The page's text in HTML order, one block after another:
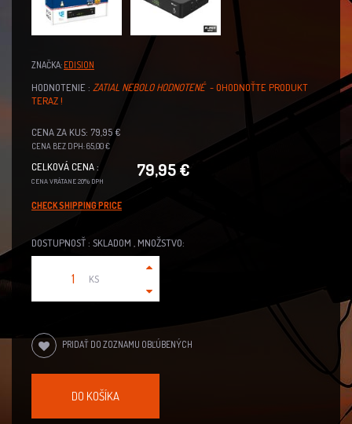
ZNAČKA: EDISION
HODNOTENIE : ZATIAL NEBOLO HODNOTENÉ - OHODNOŤTE PRODUKT
TERAZ !
CENA ZA KUS: 79,95 €
CENA BEZ DPH: 65,00 €
CELKOVÁ CENA :
CENA VRÁTANE 20% DPH
79,95 €
CHECK SHIPPING PRICE
DOSTUPNOSŤ : SKLADOM , MNOŽSTVO:
KS
PRIDAŤ DO ZOZNAMU OBĽÚBENÝCH
DO KOŠÍKA